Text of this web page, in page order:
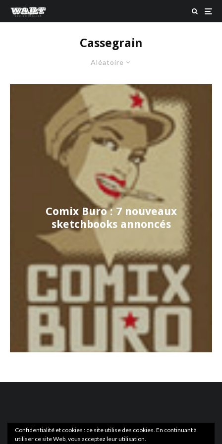
Cassegrain
Aléatoire
Comix Buro : 7 nouveaux
sketchbooks annoncés
Confidentialité et cookies : ce site utilise des cookies. En continuant à
utiliser ce site Web, vous acceptez leur utilisation.